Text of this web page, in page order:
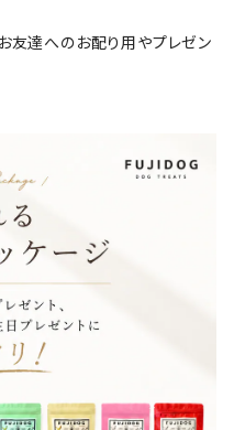
友達へのお配り用やプレゼン